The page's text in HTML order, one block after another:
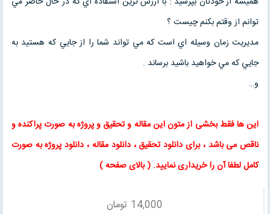
توانم از وقتم بکنم چيست ؟
مديريت زمان وسيله اي است که مي تواند شما را از جايي که هستيد به
جايي که مي خواهيد باشيد برساند .
و…
این ها فقط بخشی از متون اینمقاله وتحقیق و پروژه به صورت پراکنده و
ناقص می باشد ، برای دانلود تحقیق ،دانلود مقاله ، دانلود پروژه به صورت
کامل لطفا آن را خریداری نمایید. (بالای صفحه)
14,000 تومان